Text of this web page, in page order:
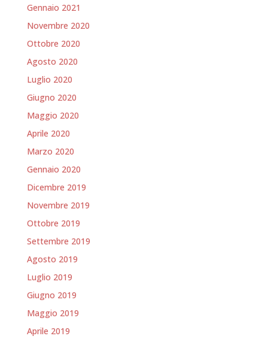
Gennaio 2021
Novembre 2020
Ottobre 2020
Agosto 2020
Luglio 2020
Giugno 2020
Maggio 2020
Aprile 2020
Marzo 2020
Gennaio 2020
Dicembre 2019
Novembre 2019
Ottobre 2019
Settembre 2019
Agosto 2019
Luglio 2019
Giugno 2019
Maggio 2019
Aprile 2019